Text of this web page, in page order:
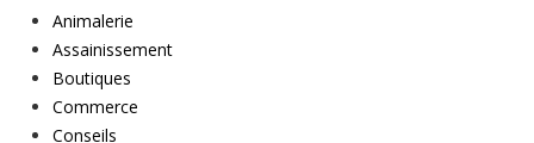
Animalerie
Assainissement
Boutiques
Commerce
Conseils